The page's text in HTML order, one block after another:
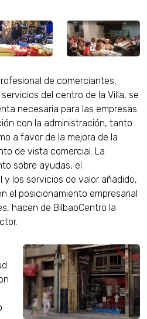
de comerciantes,
del centro de la Villa, se
necesaria para las empresas
con la administración, tanto
a favor de la mejora de la
de vista comercial. La
sobre ayudas, el
los servicios de valor añadido,
el posicionamiento empresarial
hacen de BilbaoCentro la